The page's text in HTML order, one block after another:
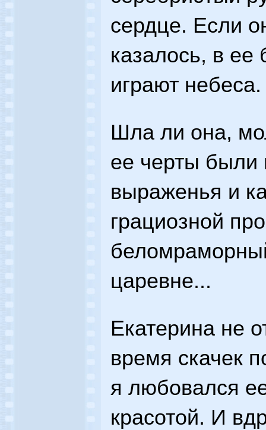
сердце. Если
казалось, в ее
играют небеса.
Шла ли она,
ее черты были
выраженья и
грациозной
царевне...
Екатерина не
время скачек
я любовался
красотой. И